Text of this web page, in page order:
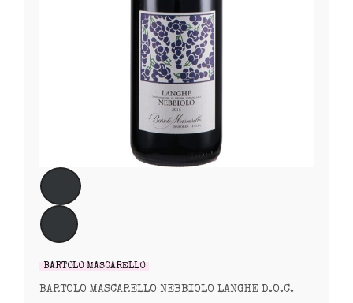
BARTOLO MASCARELLO
BARTOLO MASCARELLO NEBBIOLO LANGHE D.O.C.